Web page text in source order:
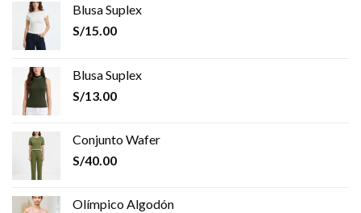
Blusa Suplex
S/15.00
Blusa Suplex
S/13.00
Conjunto Wafer
S/40.00
Olímpico Algodón